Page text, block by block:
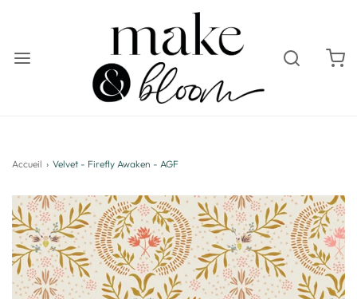
Accueil › Velvet - Firefly Awaken - AGF